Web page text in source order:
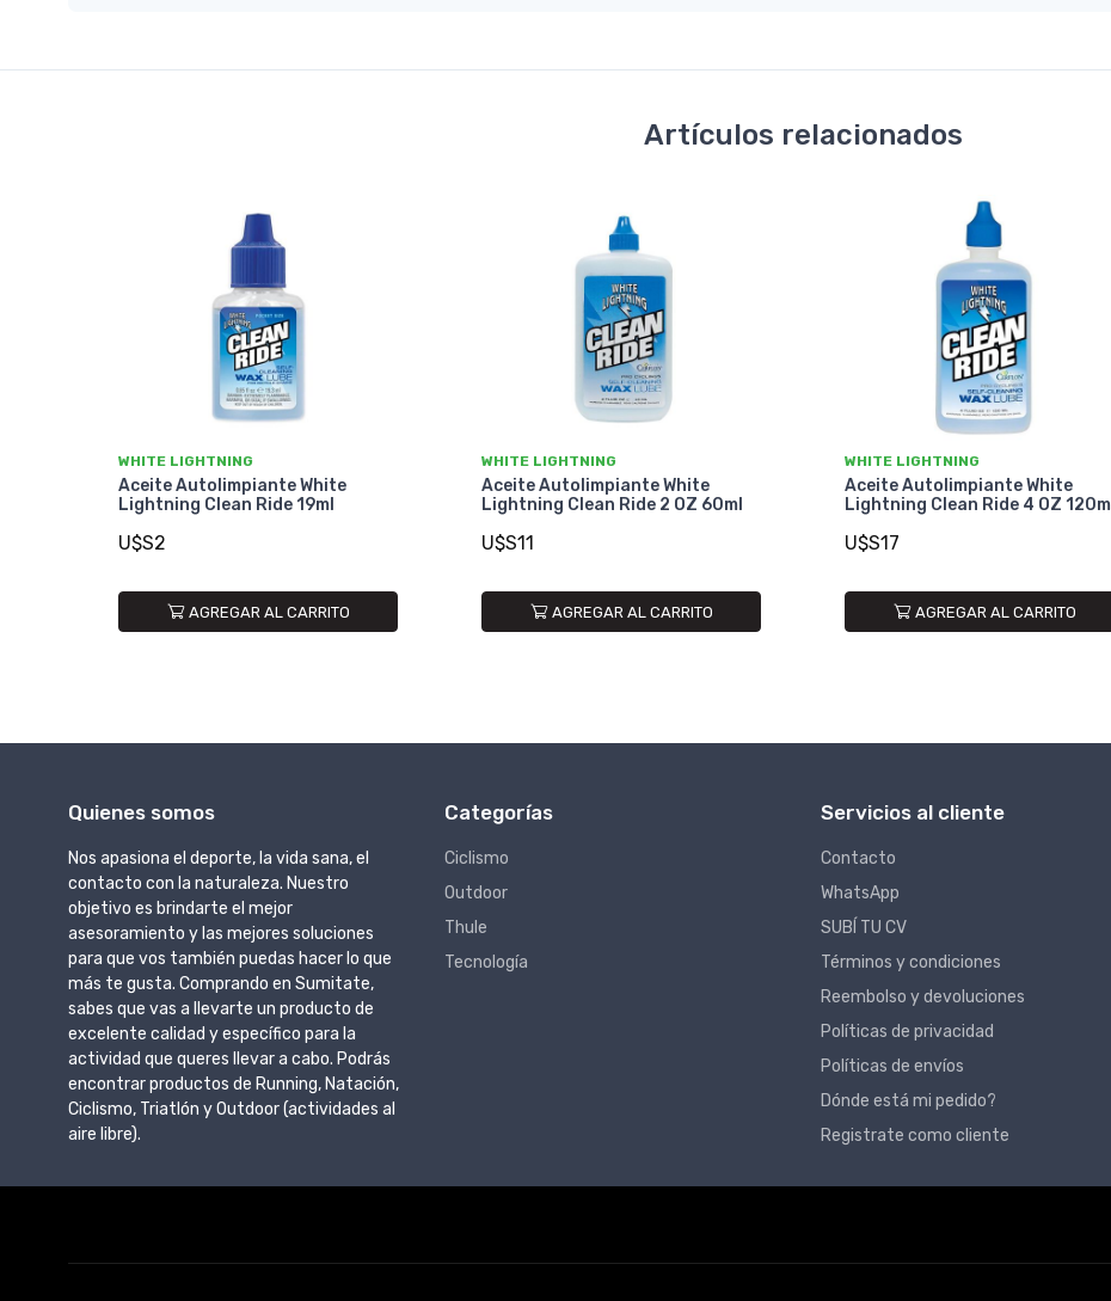
Artículos relacionados
WHITE LIGHTNING
Aceite Autolimpiante White
Lightning Clean Ride 19ml
U$S2
AGREGAR AL CARRITO
WHITE LIGHTNING
Aceite Autolimpiante White
Lightning Clean Ride 2 OZ 60ml
U$S11
AGREGAR AL CARRITO
WHITE LIGHTNING
Aceite Autolimpiante White
Lightning Clean Ride 4 OZ 120ml
U$S17
AGREGAR AL CARRITO
Quienes somos
Nos apasiona el deporte, la vida sana, el
contacto con la naturaleza. Nuestro
objetivo es brindarte el mejor
asesoramiento y las mejores soluciones
para que vos también puedas hacer lo que
más te gusta. Comprando en Sumitate,
sabes que vas a llevarte un producto de
excelente calidad y específico para la
actividad que queres llevar a cabo. Podrás
encontrar productos de Running, Natación,
Ciclismo, Triatlón y Outdoor (actividades al
aire libre).
Categorías
Ciclismo
Outdoor
Thule
Tecnología
Servicios al cliente
Contacto
WhatsApp
SUBÍ TU CV
Términos y condiciones
Reembolso y devoluciones
Políticas de privacidad
Políticas de envíos
Dónde está mi pedido?
Registrate como cliente